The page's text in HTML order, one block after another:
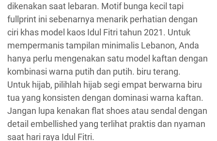
dikenakan saat lebaran. Motif bunga kecil tapi
fullprint ini sebenarnya menarik perhatian dengan
ciri khas model kaos Idul Fitri tahun 2021. Untuk
mempermanis tampilan minimalis Lebanon, Anda
hanya perlu mengenakan satu model kaftan dengan
kombinasi warna putih dan putih. biru terang.
Untuk hijab, pilihlah hijab segi empat berwarna biru
tua yang konsisten dengan dominasi warna kaftan.
Jangan lupa kenakan flat shoes atau sendal dengan
detail embellished yang terlihat praktis dan nyaman
saat hari raya Idul Fitri.